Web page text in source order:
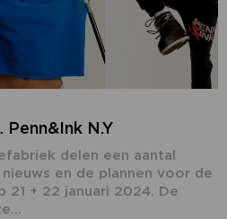
N.Y
delen een aantal
en de plannen voor de
+ 22 januari 2024. De